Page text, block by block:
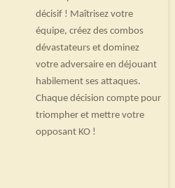
décisif ! Maîtrisez votre
équipe, créez des combos
dévastateurs et dominez
votre adversaire en déjouant
habilement ses attaques.
Chaque décision compte pour
triompher et mettre votre
opposant KO !